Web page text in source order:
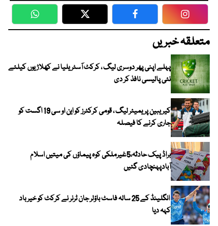
WhatsApp Twitter Facebook
متعلقہ خبریں
پہلے اپنی پھر دوسری لیگ ، کرکٹ آسٹریلیا نے کھلاڑیوں کیلئے
نئی پالیسی نافذ کر دی
کیریبین پریمیئر لیگ ، قومی کرکٹرز کو این او سی 19 اگست کو
جاری کرنے کا فیصلہ
براڈ پیک حادثہ،5غیرملکی کوہ پیماؤں کی میتیں اسلام
آبادپہنچادی گئیں
انگلینڈ کے 25 سالہ فاسٹ باؤلر جان ٹرنر نے کرکٹ کو خیر باد
کہہ دیا